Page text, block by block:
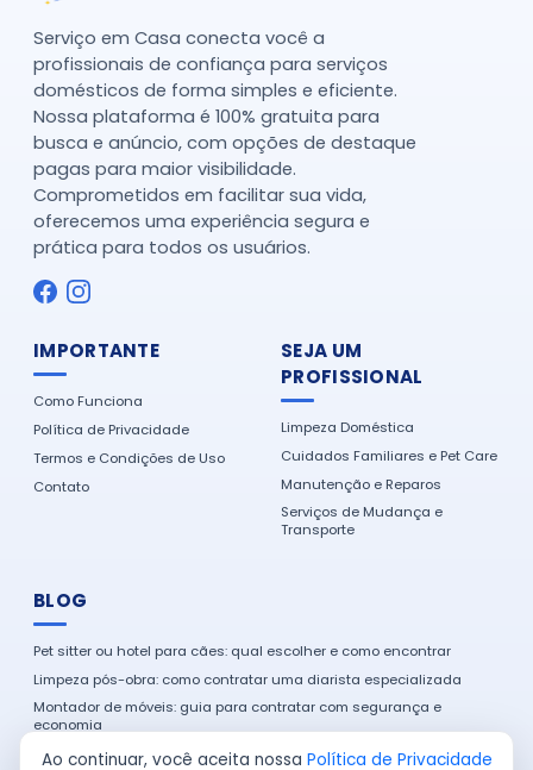
Serviço em Casa conecta você a
profissionais de confiança para serviços
domésticos de forma simples e eficiente.
Nossa plataforma é 100% gratuita para
busca e anúncio, com opções de destaque
pagas para maior visibilidade.
Comprometidos em facilitar sua vida,
oferecemos uma experiência segura e
prática para todos os usuários.
IMPORTANTE
Como Funciona
Política de Privacidade
Termos e Condições de Uso
Contato
SEJA UM
PROFISSIONAL
Limpeza Doméstica
Cuidados Familiares e Pet Care
Manutenção e Reparos
Serviços de Mudança e
Transporte
BLOG
Pet sitter ou hotel para cães: qual escolher e como encontrar
Limpeza pós-obra: como contratar uma diarista especializada
Montador de móveis: guia para contratar com segurança e
economia
Como encontrar um eletricista de confiança na sua cidade
Ao continuar, você aceita nossa Política de Privacidade